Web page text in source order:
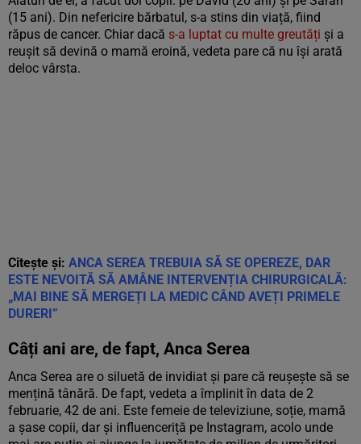
(15 ani). Din nefericire bărbatul, s-a stins din viață, fiind
răpus de cancer. Chiar dacă s-a luptat cu multe greutăți și a
reușit să devină o mamă eroină, vedeta pare că nu își arată
deloc vârsta.
Citește și: ANCA SEREA TREBUIA SĂ SE OPEREZE, DAR
ESTE NEVOITĂ SĂ AMÂNE INTERVENȚIA CHIRURGICALĂ:
„MAI BINE SĂ MERGEȚI LA MEDIC CÂND AVEȚI PRIMELE
DURERI”
Câți ani are, de fapt, Anca Serea
Anca Serea are o siluetă de invidiat și pare că reușește să se
mențină tânără. De fapt, vedeta a împlinit în data de 2
februarie, 42 de ani. Este femeie de televiziune, soție, mamă
a șase copii, dar și influenceriță pe Instagram, acolo unde